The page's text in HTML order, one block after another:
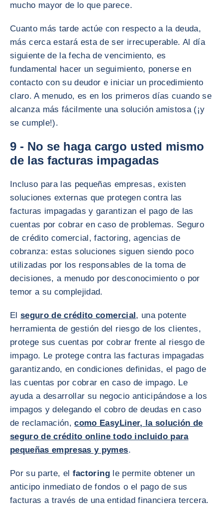
mucho mayor de lo que parece.
Cuanto más tarde actúe con respecto a la deuda,
más cerca estará esta de ser irrecuperable. Al día
siguiente de la fecha de vencimiento, es
fundamental hacer un seguimiento, ponerse en
contacto con su deudor e iniciar un procedimiento
claro. A menudo, es en los primeros días cuando se
alcanza más fácilmente una solución amistosa (¡y
se cumple!).
9 - No se haga cargo usted mismo
de las facturas impagadas
Incluso para las pequeñas empresas, existen
soluciones externas que protegen contra las
facturas impagadas y garantizan el pago de las
cuentas por cobrar en caso de problemas. Seguro
de crédito comercial, factoring, agencias de
cobranza: estas soluciones siguen siendo poco
utilizadas por los responsables de la toma de
decisiones, a menudo por desconocimiento o por
temor a su complejidad.
Elseguro de crédito comercial, una potente
herramienta de gestión del riesgo de los clientes,
protege sus cuentas por cobrar frente al riesgo de
impago. Le protege contra las facturas impagadas
garantizando, en condiciones definidas, el pago de
las cuentas por cobrar en caso de impago. Le
ayuda a desarrollar su negocio anticipándose a los
impagos y delegando el cobro de deudas en caso
de reclamación,como EasyLiner, la solución de
seguro de crédito online todo incluido para
pequeñas empresas y pymes.
Por su parte, el factoringle permite obtener un
anticipo inmediato de fondos o el pago de sus
facturas a través de una entidad financiera tercera.